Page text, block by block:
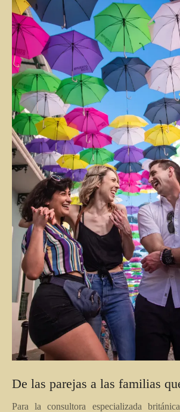
De las parejas a las familias
Para la consultora especializada